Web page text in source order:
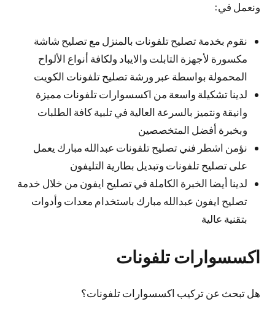
ونعمل في:
نقوم بخدمة تصليح تلفونات بالمنزل مع تصليح شاشة
مكسورة لأجهزة التابلت والايباد ولكافة أنواع الألواح
المحمولة بواسطة عبر ورشة تصليح تلفونات الكويت
لدينا تشكيلة واسعة من اكسسوارات تلفونات مميزة
وانيقة ونتميز بالسرعة العالية في تلبية كافة الطلبات
وبخبرة أفضل المتخصصين
نؤمن اشطر فني تصليح تلفونات عبدالله مبارك يعمل
على تصليح تلفونات وتبديل بطارية التليفون
لدينا أيضا الخبرة الكاملة في تصليح ايفون من خلال خدمة
تصليح ايفون عبدالله مبارك باستخدام معدات وأدوات
بتقنية عالية
اكسسوارات تلفونات
هل تبحث عن تركيب اكسسوارات تلفونات؟